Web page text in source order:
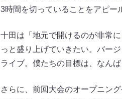
3時間を切っていることをアピー
十田は「地元で開けるのが非常
っと盛り上げていきたい。バー
ライブ。僕たちの目標は、なん
さらに、前回大会のオープニン